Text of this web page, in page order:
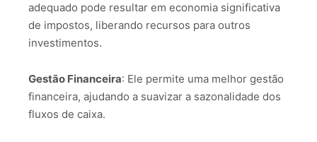
adequado pode resultar em economia significativa
de impostos, liberando recursos para outros
investimentos.
Gestão Financeira: Ele permite uma melhor gestão
financeira, ajudando a suavizar a sazonalidade dos
fluxos de caixa.